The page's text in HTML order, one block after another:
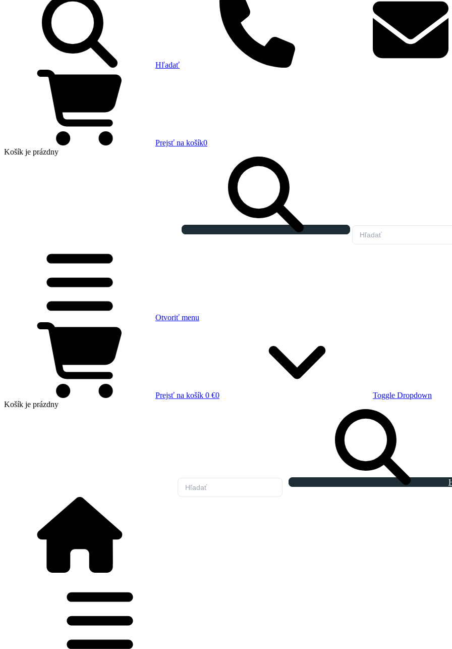
Hľadať
Prejsť na košík0
Košík je prázdny
Otvoriť menu
Prejsť na košík 0 €0
Toggle Dropdown
Košík je prázdny